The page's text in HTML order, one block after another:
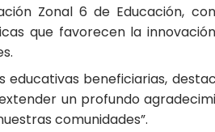
Zonal 6 de Educación,
que favorecen la
educativas beneficiarias,
un profundo
comunidades”.